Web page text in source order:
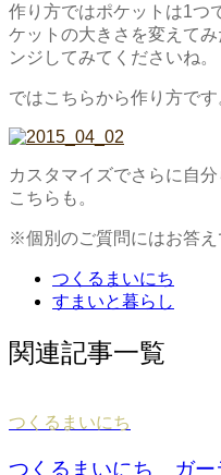
作り方ではポケットは1つ
ケットの大きさを変えて
ンジしてみてくださいね。
ではこちらから作り方です
カスタマイズでさらに自
こちらも。
※個別のご質問にはお答え
つくるまいにち
すまいと暮らし
関連記事一覧
つくるまいにち
つくるまいにち ガー